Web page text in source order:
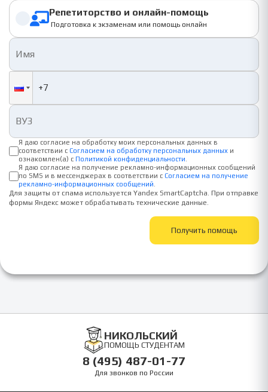
Репетиторство и онлайн-помощь
Подготовка к экзаменам или помощь онлайн
Я даю согласие на обработку моих персональных данных в
соответствии с Согласием на обработку персональных данных и
ознакомлен(а) с Политикой конфиденциальности
Я даю согласие на получение рекламно-информационных сообщений
по SMS и в мессенджерах в соответствии с Согласием на получение
рекламно-информационных сообщений
Для защиты от спама используется Yandex SmartCaptcha. При отправке
формы Яндекс может обрабатывать технические данные.
Получить помощь
НИКОЛЬСКИЙ
ПОМОЩЬ СТУДЕНТАМ
8 (495) 487-01-77
Для звонков по России